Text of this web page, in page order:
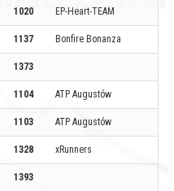
1020 EP-Heart-TEAM
1137 Bonfire Bonanza
1373
1104 ATP Augustów
1103 ATP Augustów
1328 xRunners
1393